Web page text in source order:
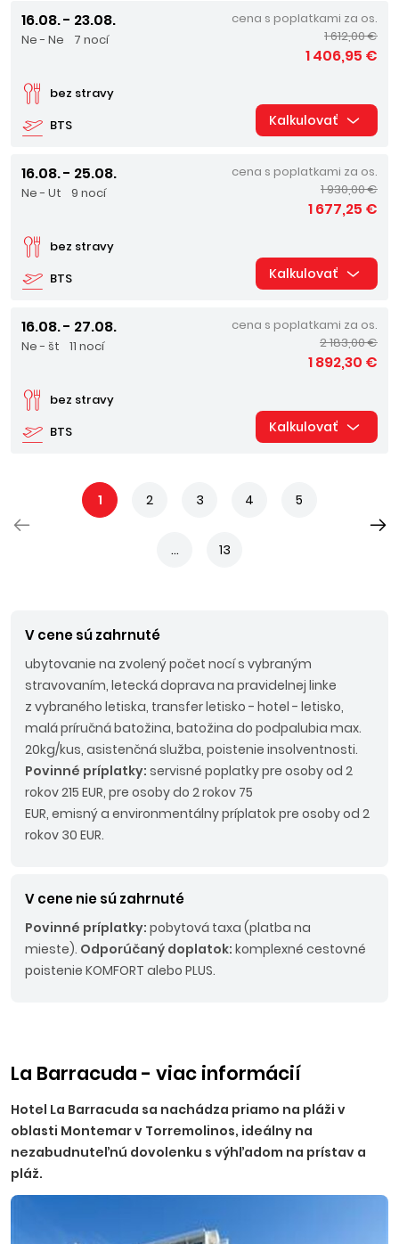
16.08. - 23.08.
Ne - Ne 7 nocí
BTS
bez stravy
cena s poplatkami za os.
1 612,00 €
1 406,95 €
Kalkulovať
16.08. - 25.08.
Ne - Ut 9 nocí
BTS
bez stravy
cena s poplatkami za os.
1 930,00 €
1 677,25 €
Kalkulovať
16.08. - 27.08.
Ne - št 11 nocí
BTS
bez stravy
cena s poplatkami za os.
2 183,00 €
1 892,30 €
Kalkulovať
1 2 3 4 5
... 13
V cene sú zahrnuté
ubytovanie na zvolený počet nocí s vybraným
stravovaním, letecká doprava na pravidelnej linke
z vybraného letiska, transfer letisko - hotel - letisko,
malá príručná batožina, batožina do podpalubia max.
20kg/kus, asistenčná služba, poistenie insolventnosti.
Povinné príplatky: servisné poplatky pre osoby od 2
rokov 215 EUR, pre osoby do 2 rokov 75
EUR, emisný a environmentálny príplatok pre osoby od 2
rokov 30 EUR.
V cene nie sú zahrnuté
Povinné príplatky: pobytová taxa (platba na
mieste). Odporúčaný doplatok: komplexné cestovné
poistenie KOMFORT alebo PLUS.
La Barracuda - viac informácií
Hotel La Barracuda sa nachádza priamo na pláži v
oblasti Montemar v Torremolinos, ideálny na
nezabudnuteľnú dovolenku s výhľadom na prístav a
pláž.